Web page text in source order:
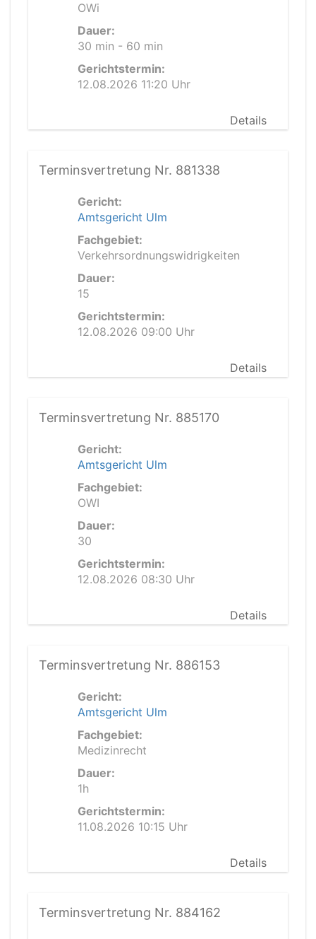
OWi
Dauer:
30 min - 60 min
Gerichtstermin:
12.08.2026 11:20 Uhr
Details
Terminsvertretung Nr. 881338
Gericht:
Amtsgericht Ulm
Fachgebiet:
Verkehrsordnungswidrigkeiten
Dauer:
15
Gerichtstermin:
12.08.2026 09:00 Uhr
Details
Terminsvertretung Nr. 885170
Gericht:
Amtsgericht Ulm
Fachgebiet:
OWI
Dauer:
30
Gerichtstermin:
12.08.2026 08:30 Uhr
Details
Terminsvertretung Nr. 886153
Gericht:
Amtsgericht Ulm
Fachgebiet:
Medizinrecht
Dauer:
1h
Gerichtstermin:
11.08.2026 10:15 Uhr
Details
Terminsvertretung Nr. 884162